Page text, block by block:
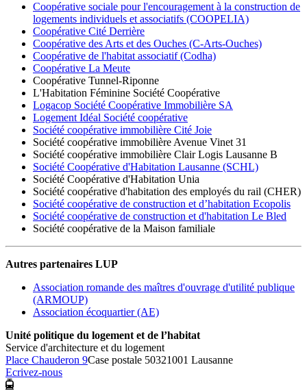
Coopérative sociale pour l'encouragement à la construction de
logements individuels et associatifs (COOPELIA)
Coopérative Cité Derrière
Coopérative des Arts et des Ouches (C-Arts-Ouches)
Coopérative de l'habitat associatif (Codha)
Coopérative La Meute
Coopérative Tunnel-Riponne
L'Habitation Féminine Société Coopérative
Logacop Société Coopérative Immobilière SA
Logement Idéal Société coopérative
Société coopérative immobilière Cité Joie
Société coopérative immobilière Avenue Vinet 31
Société coopérative immobilière Clair Logis Lausanne B
Société Coopérative d'Habitation Lausanne (SCHL)
Société Coopérative d'Habitation Unia
Société coopérative d'habitation des employés du rail (CHER)
Société coopérative de construction et d’habitation Ecopolis
Société coopérative de construction et d'habitation Le Bled
Société coopérative de la Maison familiale
Autres partenaires LUP
Association romande des maîtres d'ouvrage d'utilité publique
(ARMOUP)
Association écoquartier (AE)
Unité politique du logement et de l’habitat
Service d'architecture et du logement
Place Chauderon 9Case postale 50321001 Lausanne
Ecrivez-nous